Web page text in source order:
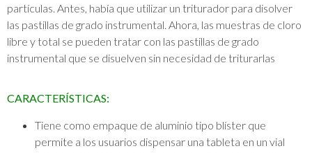
partículas. Antes, había que utilizar un triturador para disolver
las pastillas de grado instrumental. Ahora, las muestras de cloro
libre y total se pueden tratar con las pastillas de grado
instrumental que se disuelven sin necesidad de triturarlas
CARACTERÍSTICAS:
Tiene como empaque de aluminio tipo blíster que
permite a los usuarios dispensar una tableta en un vial